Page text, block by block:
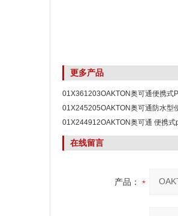
更多产品
01X361203OAKTON奥可通便携式
01X245205OAKTON奥可通防水型
01X244912OAKTON奥可通 便携式
在线留言
产品：